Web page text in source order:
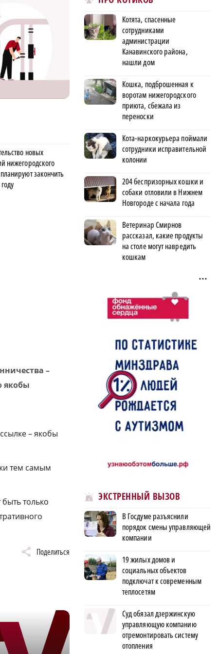
новых
нижегородского
закончить
–
якобы
– якобы
тем самым
только
Поделиться
Котята, спасенные
сотрудниками
администрации
Канавинского района,
нашли дом
Кошка, подброшенная к
воротам нижегородского
приюта, сбежала из
переноски
Кота-наркокурьера поймали
сотрудники исправительной
колонии
204 беспризорных кошки и
собаки отловили в Нижнем
Новгороде с начала года
Ветеринар Смирнов
рассказал, какие продукты
на столе могут навредить
кошкам
ЭКСТРЕННЫЙ ВЫЗОВ
В Госдуме разъяснили
порядок смены управляющей
компании
19 жилых домов и
социальных объектов
подключат к современным
теплосетям
Суд обязал дзержинскую
управляющую компанию
отремонтировать систему
отопления